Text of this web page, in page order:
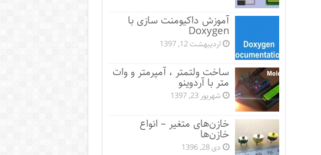
آموزش داکیومنت سازی با
Doxygen
اردیبهشت 12, 1397
ساخت ولتمتر ، آمپرمتر و وات
متر با آردوینو
شهریور 23, 1397
خازن‌های متغیر – انواع
خازن‌ها
دی 28, 1396